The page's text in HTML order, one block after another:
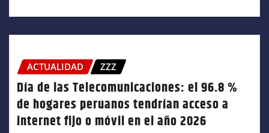
ACTUALIDAD ZZZ
Día de las Telecomunicaciones: el 96.8 %
de hogares peruanos tendrían acceso a
internet fijo o móvil en el año 2026